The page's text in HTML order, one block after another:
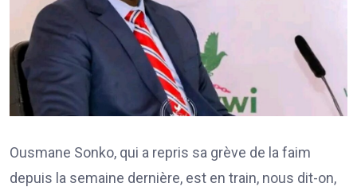
Ousmane Sonko, qui a repris sa grève de la faim
depuis la semaine dernière, est en train, nous dit-on,